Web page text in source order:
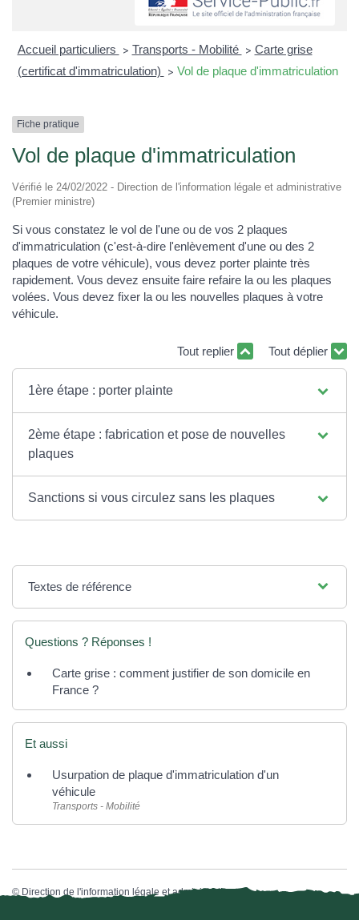
Accueil particuliers > Transports - Mobilité > Carte grise
(certificat d'immatriculation)
> Vol de plaque d'immatriculation
Fiche pratique
Vol de plaque d'immatriculation
Vérifié le 24/02/2022 - Direction de l'information légale et administrative
(Premier ministre)
Si vous constatez le vol de l'une ou de vos 2 plaques
d'immatriculation (c'est-à-dire l'enlèvement d'une ou des 2
plaques de votre véhicule), vous devez porter plainte très
rapidement. Vous devez ensuite faire refaire la ou les plaques
volées. Vous devez fixer la ou les nouvelles plaques à votre
véhicule.
Tout replier Tout déplier
1ère étape : porter plainte
2ème étape : fabrication et pose de nouvelles
plaques
Sanctions si vous circulez sans les plaques
Textes de référence
Questions ? Réponses !
Carte grise : comment justifier de son domicile en
France ?
Et aussi
Usurpation de plaque d'immatriculation d'un
véhicule
Transports - Mobilité
© Direction de l'information légale et administrative